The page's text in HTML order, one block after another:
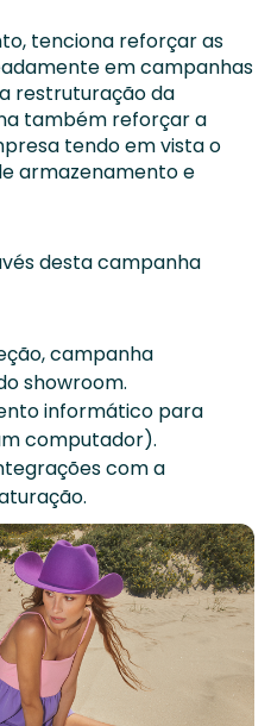
tenciona reforçar as
em campanhas
restruturação da
também reforçar a
tendo em vista o
armazenamento e
desta campanha
campanha
showroom.
informático para
computador).
com a